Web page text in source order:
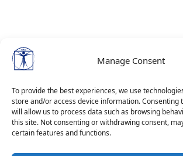
Manage Consent
To provide the best experiences, we use
store and/or access device information. Consenting
will allow us to process data such as browsing
this site. Not consenting or withdrawing consent,
certain features and functions.